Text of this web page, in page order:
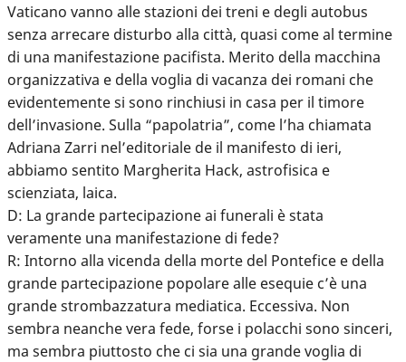
Vaticano vanno alle stazioni dei treni e degli autobus
senza arrecare disturbo alla città, quasi come al termine
di una manifestazione pacifista. Merito della macchina
organizzativa e della voglia di vacanza dei romani che
evidentemente si sono rinchiusi in casa per il timore
dell’invasione. Sulla “papolatria”, come l’ha chiamata
Adriana Zarri nel’editoriale de il manifesto di ieri,
abbiamo sentito Margherita Hack, astrofisica e
scienziata, laica.
D: La grande partecipazione ai funerali è stata
veramente una manifestazione di fede?
R: Intorno alla vicenda della morte del Pontefice e della
grande partecipazione popolare alle esequie c’è una
grande strombazzatura mediatica. Eccessiva. Non
sembra neanche vera fede, forse i polacchi sono sinceri,
ma sembra piuttosto che ci sia una grande voglia di